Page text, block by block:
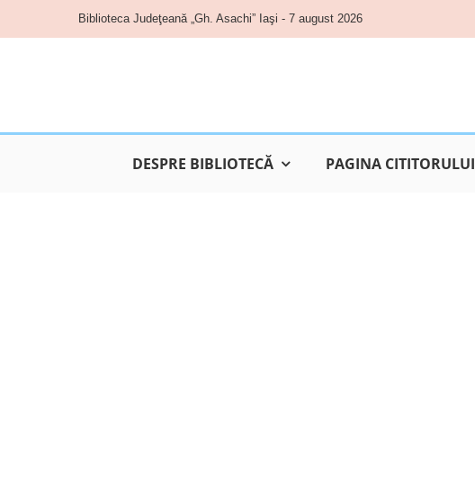
content
Biblioteca Judeţeană „Gh. Asachi” Iaşi - 7 august 2026
DESPRE BIBLIOTECĂ PAGINA CITITORULUI